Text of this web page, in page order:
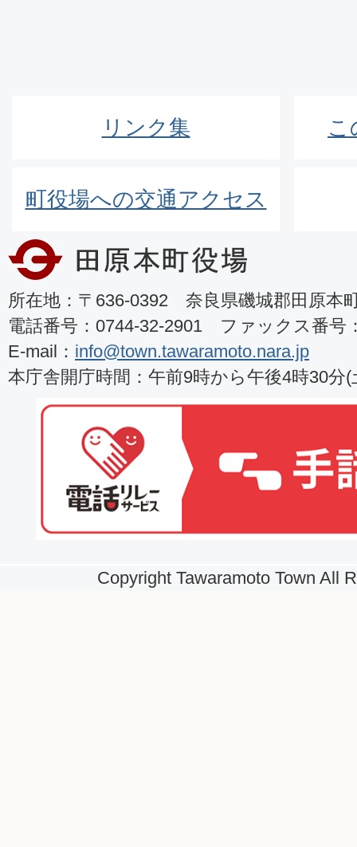
リンク集 こ
町役場への交通アクセス
所在地：〒636-0392 奈良県磯城郡田原本
電話番号：0744-32-2901 ファックス番号
E-mail： info@town.tawaramoto.nara.jp
本庁舎開庁時間：午前9時から午後4時30分
Copyright Tawaramoto Town All